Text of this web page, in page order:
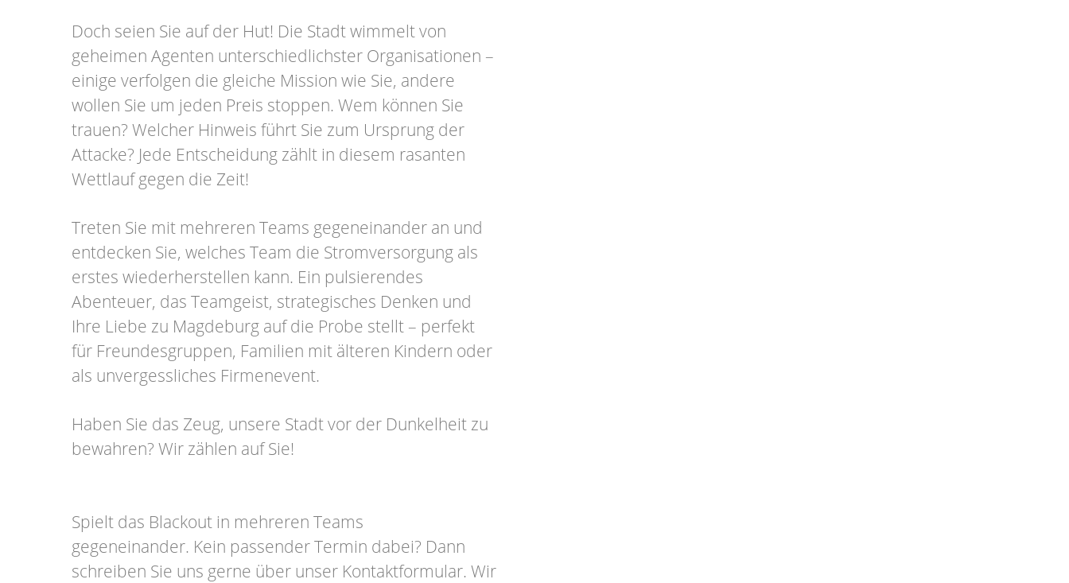
Doch seien Sie auf der Hut! Die Stadt wimmelt von
geheimen Agenten unterschiedlichster Organisationen –
einige verfolgen die gleiche Mission wie Sie, andere
wollen Sie um jeden Preis stoppen. Wem können Sie
trauen? Welcher Hinweis führt Sie zum Ursprung der
Attacke? Jede Entscheidung zählt in diesem rasanten
Wettlauf gegen die Zeit!
Treten Sie mit mehreren Teams gegeneinander an und
entdecken Sie, welches Team die Stromversorgung als
erstes wiederherstellen kann. Ein pulsierendes
Abenteuer, das Teamgeist, strategisches Denken und
Ihre Liebe zu Magdeburg auf die Probe stellt – perfekt
für Freundesgruppen, Familien mit älteren Kindern oder
als unvergessliches Firmenevent.
Haben Sie das Zeug, unsere Stadt vor der Dunkelheit zu
bewahren? Wir zählen auf Sie!
Spielt das Blackout in mehreren Teams
gegeneinander. Kein passender Termin dabei? Dann
schreiben Sie uns gerne über unser Kontaktformular. Wir